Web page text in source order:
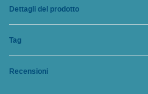
Dettagli del prodotto
Tag
Recensioni